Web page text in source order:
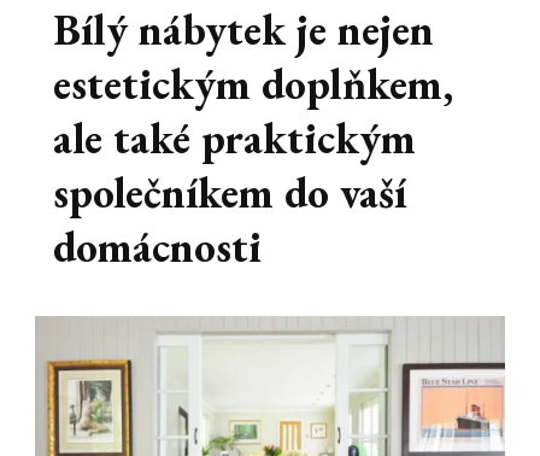
Bílý nábytek je nejen
estetickým doplňkem,
ale také praktickým
společníkem do vaší
domácnosti